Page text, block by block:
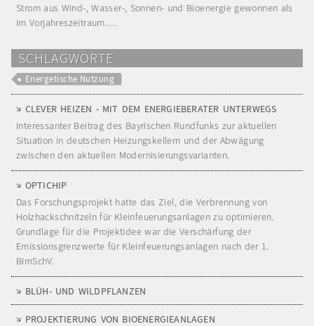
Strom aus Wind-, Wasser-, Sonnen- und Bioenergie gewonnen als
im Vorjahreszeitraum.…
SCHLAGWORTE
Energetische Nutzung
CLEVER HEIZEN - MIT DEM ENERGIEBERATER UNTERWEGS
Interessanter Beitrag des Bayrischen Rundfunks zur aktuellen
Situation in deutschen Heizungskellern und der Abwägung
zwischen den aktuellen Modernisierungsvarianten.
OPTICHIP
Das Forschungsprojekt hatte das Ziel, die Verbrennung von
Holzhackschnitzeln für Kleinfeuerungsanlagen zu optimieren.
Grundlage für die Projektidee war die Verschärfung der
Emissionsgrenzwerte für Kleinfeuerungsanlagen nach der 1.
BImSchV.
BLÜH- UND WILDPFLANZEN
PROJEKTIERUNG VON BIOENERGIEANLAGEN